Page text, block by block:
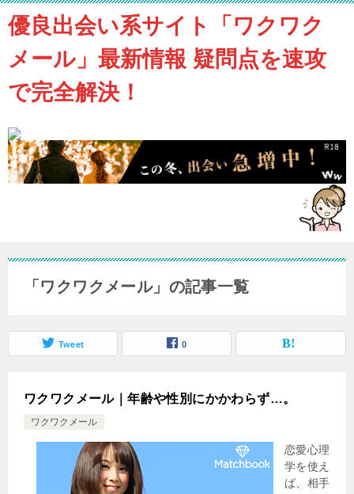
優良出会い系サイト「ワクワク
メール」最新情報 疑問点を速攻
で完全解決！
「ワクワクメール」の記事一覧
Tweet 0
ワクワクメール｜年齢や性別にかかわらず…。
ワクワクメール
恋愛心理
学を使え
ば、相手